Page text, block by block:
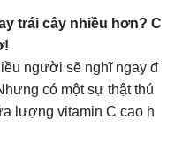
trái cây nhiều hơn? C
người sẽ nghĩ ngay đ
có một sự thật thú
lượng vitamin C cao h